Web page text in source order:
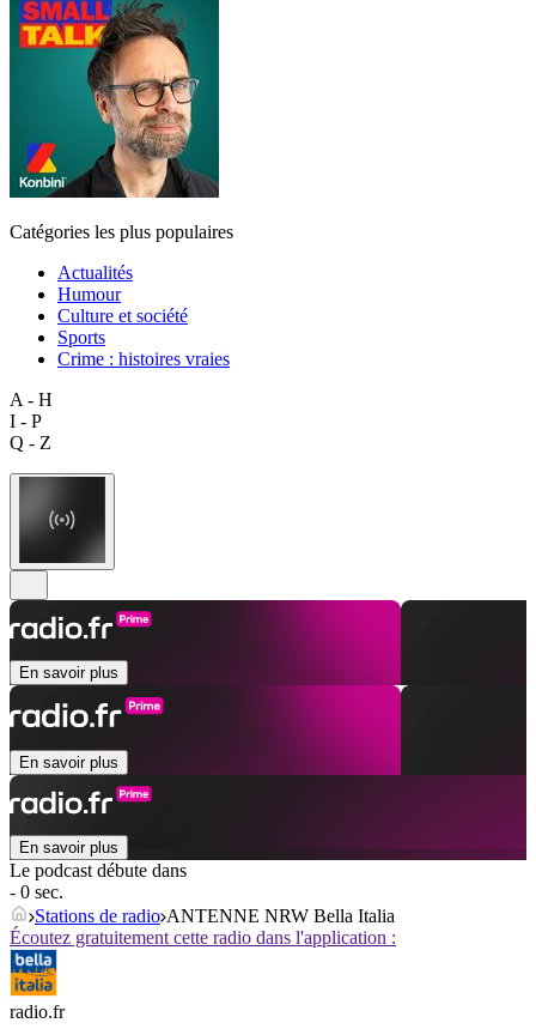
Catégories les plus populaires
Actualités
Humour
Culture et société
Sports
Crime : histoires vraies
A - H
I - P
Q - Z
En savoir plus
En savoir plus
En savoir plus
Le podcast débute dans
- 0 sec.
Stations de radio ANTENNE NRW Bella Italia
Écoutez gratuitement cette radio dans l'application :
radio.fr